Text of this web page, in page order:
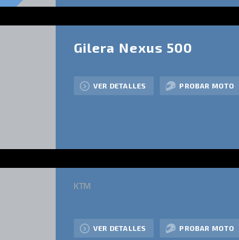
Gilera Nexus 500
VER DETALLES PROBAR MOTO
KTM
VER DETALLES PROBAR MOTO